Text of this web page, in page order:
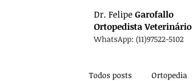
Dr. Felipe Garofallo
Ortopedista Veterinário
WhatsApp: (11)97522-5102
Todos posts Ortopedia